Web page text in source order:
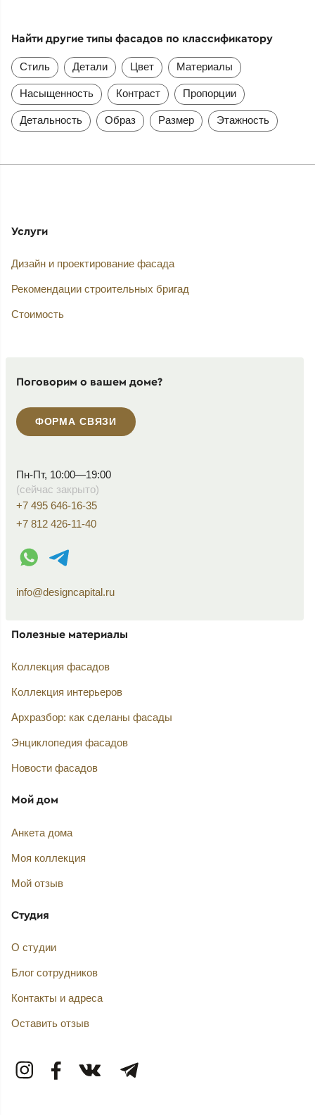
Найти другие типы фасадов по классификатору
Стиль Детали Цвет Материалы
Насыщенность Контраст Пропорции
Детальность Образ Размер Этажность
Услуги
Дизайн и проектирование фасада
Рекомендации строительных бригад
Стоимость
Поговорим о вашем доме?
ФОРМА СВЯЗИ
Пн-Пт, 10:00—19:00
(сейчас закрыто)
+7 495 646-16-35
+7 812 426-11-40
WhatsApp контакт
Telegram контакт
info@designcapital.ru
Полезные материалы
Коллекция фасадов
Коллекция интерьеров
Архразбор: как сделаны фасады
Энциклопедия фасадов
Новости фасадов
Мой дом
Анкета дома
Моя коллекция
Мой отзыв
Студия
О студии
Блог сотрудников
Контакты и адреса
Оставить отзыв